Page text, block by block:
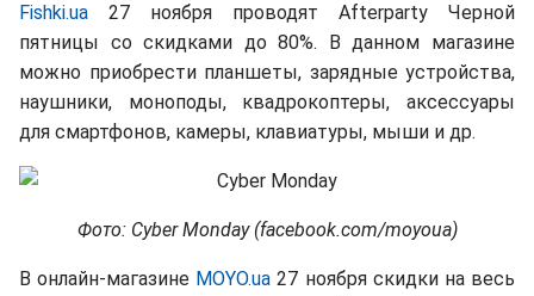
Fishki.ua 27 ноября проводят Afterparty Черной
пятницы со скидками до 80%. В данном магазине
можно приобрести планшеты, зарядные устройства,
наушники, моноподы, квадрокоптеры, аксессуары
для смартфонов, камеры, клавиатуры, мыши и др.
Фото: Cyber Monday (facebook.com/moyoua)
В онлайн-магазине MOYO.ua 27 ноября скидки на весь